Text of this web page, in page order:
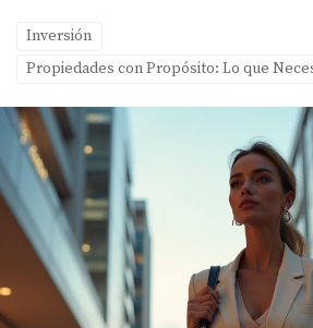
Inversión
Propiedades con Propósito: Lo que